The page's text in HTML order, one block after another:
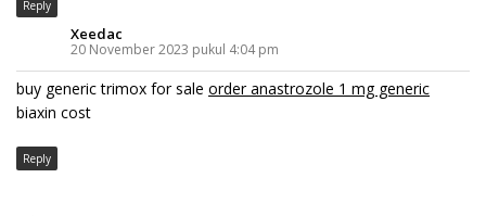
Reply
Xeedac
20 November 2023 pukul 4:04 pm
buy generic trimox for sale order anastrozole 1 mg generic
biaxin cost
Reply